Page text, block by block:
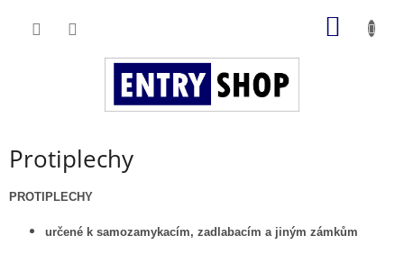
Protiplechy
PROTIPLECHY
určené k samozamykacím, zadlabacím a jiným zámkům